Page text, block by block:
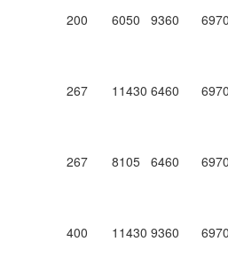
200 6050 9360
267 11430 6460
267 8105 6460
400 11430 9360